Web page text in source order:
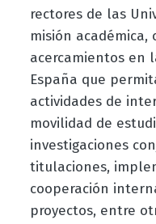
rectores de las
misión
acercamientos en
España que
actividades de
movilidad de
investigaciones
titulaciones,
cooperación
proyectos, entre